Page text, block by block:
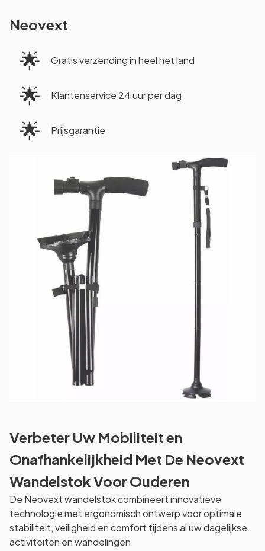
Neovext
🌟 Gratis verzending in heel het land
🌟 Klantenservice 24 uur per dag
🌟 Prijsgarantie
Verbeter Uw Mobiliteit en
Onafhankelijkheid Met De Neovext
Wandelstok Voor Ouderen
De Neovext wandelstok combineert innovatieve
technologie met ergonomisch ontwerp voor optimale
stabiliteit, veiligheid en comfort tijdens al uw dagelijkse
activiteiten en wandelingen.